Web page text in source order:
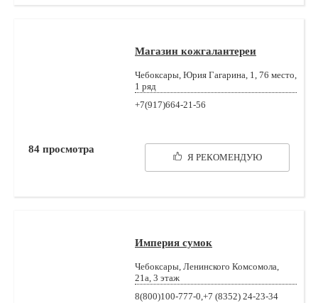
Магазин кожгалантереи
Чебоксары, Юрия Гагарина, 1, 76 место,
1 ряд
+7(917)664-21-56
Я РЕКОМЕНДУЮ
84 просмотра
Империя сумок
Чебоксары, Ленинского Комсомола,
21а, 3 этаж
8(800)100-777-0,+7 (8352) 24-23-34